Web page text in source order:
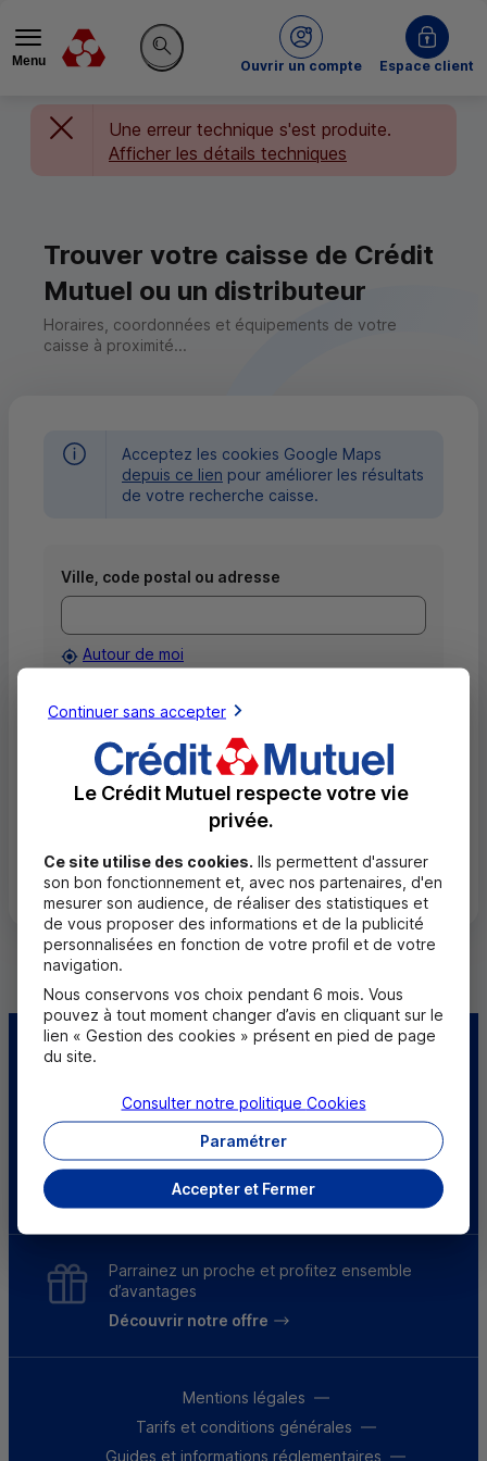
Menu
Rechercher sur le site
Ouvrir un compte
du Crédit MutuelEspace client
Une erreur technique s'est produite.
Afficher les détails techniques
Trouver votre caisse de Crédit
Mutuel ou un distributeur
Horaires, coordonnées et équipements de votre
caisse à proximité...
Acceptez les cookies Google Maps
depuis ce lien pour améliorer les résultats
de votre recherche caisse.
Ville, code postal ou adresse
Autour de moi
Critères avancés
Rechercher
Voir toutes les caisses
Centre d'aide
Sourds et
Télécharger l'application
Parrainez un proche et profitez ensemble
d’avantages
Découvrir notre offre
Mentions légales
Tarifs et conditions générales
Guides et informations réglementaires
Continuer sans accepter
Le Crédit Mutuel respecte votre vie
privée.
Ce site utilise des cookies. Ils permettent d'assurer
son bon fonctionnement et, avec nos partenaires, d'en
mesurer son audience, de réaliser des statistiques et
de vous proposer des informations et de la publicité
personnalisées en fonction de votre profil et de votre
navigation.
Nous conservons vos choix pendant 6 mois. Vous
pouvez à tout moment changer d’avis en cliquant sur le
lien « Gestion des cookies » présent en pied de page
du site.
Accepter et Fermer
Paramétrer
Consulter notre politique Cookies